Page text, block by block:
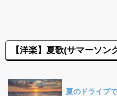
【洋楽】夏歌(サマーソン
夏のドライブ